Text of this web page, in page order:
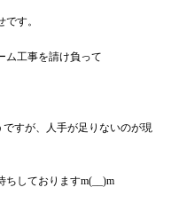
す。
ム工事を請け負って
すが、人手が足りないのが現
しておりますm(__)m